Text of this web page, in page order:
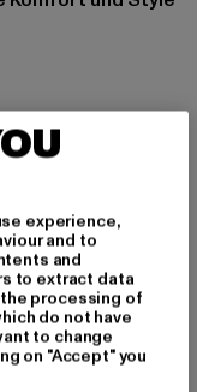
& Co. KG |
experience,
and to
and
to extract data
processing of
do not have
to change
on "Accept" you